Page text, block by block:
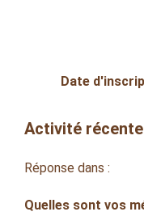
Date
Activité récente
Réponse dans :
Quelles sont vos